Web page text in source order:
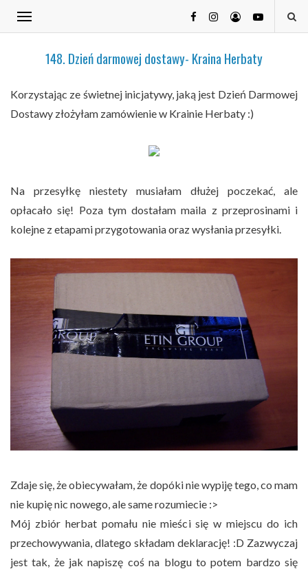
148. Dzień darmowej dostawy- Kraina Herbaty
Korzystając ze świetnej inicjatywy, jaką jest Dzień Darmowej
Dostawy złożyłam zamówienie w Krainie Herbaty :)
Na przesyłkę niestety musiałam dłużej poczekać, ale
opłacało się! Poza tym dostałam maila z przeprosinami i
kolejne z etapami przygotowania oraz wysłania przesyłki.
Zdaje się, że obiecywałam, że dopóki nie wypiję tego, co mam
nie kupię nic nowego, ale same rozumiecie :>
Mój zbiór herbat pomału nie mieści się w miejscu do ich
przechowywania, dlatego składam deklarację! :D Zazwyczaj
jest tak, że jak napiszę coś na blogu to potem bardzo się